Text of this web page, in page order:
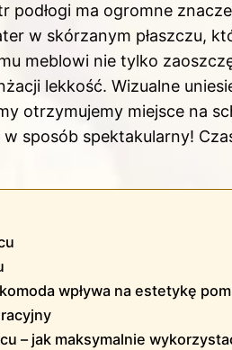
ma ogromne
w skórzanym płaszczu,
meblowi nie tylko
lekkość. Wizualne
otrzymujemy miejsce na
sposób spektakularny!
wpływa na estetykę
– jak maksymalnie